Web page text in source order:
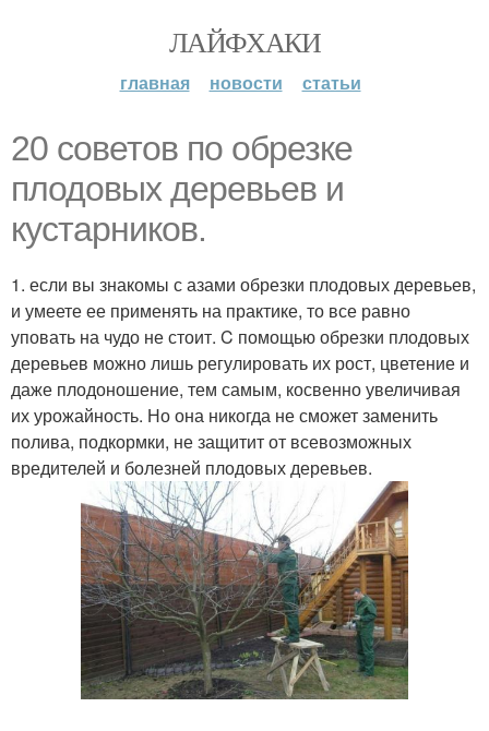
ЛАЙФХАКИ
главная новости статьи
20 советов по обрезке
плодовых деревьев и
кустарников.
1. если вы знакомы с азами обрезки плодовых деревьев,
и умеете ее применять на практике, то все равно
уповать на чудо не стоит. C помощью обрезки плодовых
деревьев можно лишь регулировать их рост, цветение и
даже плодоношение, тем самым, косвенно увеличивая
их урожайность. Но она никогда не сможет заменить
полива, подкормки, не защитит от всевозможных
вредителей и болезней плодовых деревьев.